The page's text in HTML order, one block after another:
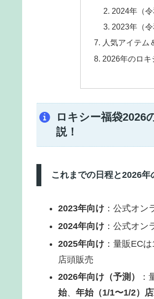
2024年（令
2023年（令
人気アイテム
2026年のロキ
ロキシー福袋2026
説！
これまでの日程と2026年
2023年向け：公式オン
2024年向け：公式オン
2025年向け：量販EC
店頭販売
2026年向け（予測）
：
始、 年始（1/1〜1/2）